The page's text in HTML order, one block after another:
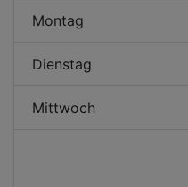
Montag
Dienstag
Mittwoch